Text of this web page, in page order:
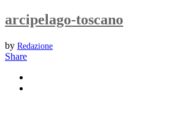
arcipelago-toscano
by Redazione
Share